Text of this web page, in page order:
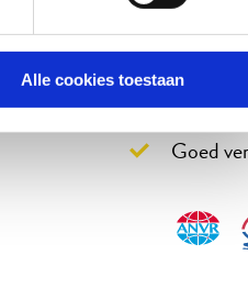
Alle cookies toestaan
45 jaar
Reizen
Goed